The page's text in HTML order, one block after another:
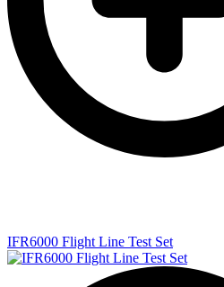
IFR6000 Flight Line Test Set